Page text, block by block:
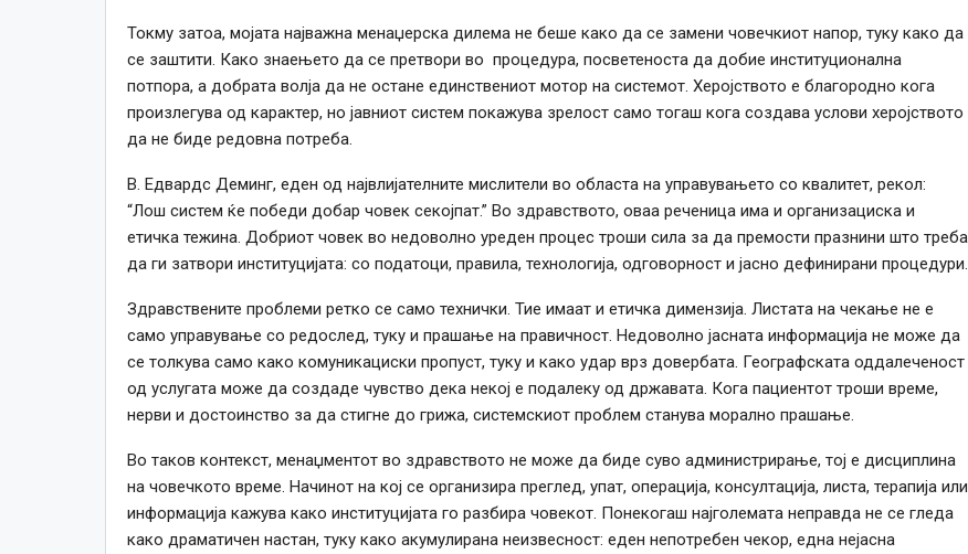
Токму затоа, мојата најважна менаџерска дилема не беше како да се замени човечкиот напор, туку како да
се заштити. Како знаењето да се претвори во процедура, посветеноста да добие институционална
потпора, а добрата волја да не остане единствениот мотор на системот. Херојството е благородно кога
произлегува од карактер, но јавниот систем покажува зрелост само тогаш кога создава услови херојството
да не биде редовна потреба.
В. Едвардс Деминг, еден од највлијателните мислители во областа на управувањето со квалитет, рекол:
“Лош систем ќе победи добар човек секојпат.” Во здравството, оваа реченица има и организациска и
етичка тежина. Добриот човек во недоволно уреден процес троши сила за да премости празнини што треба
да ги затвори институцијата: со податоци, правила, технологија, одговорност и јасно дефинирани процедури.
Здравствените проблеми ретко се само технички. Тие имаат и етичка димензија. Листата на чекање не е
само управување со редослед, туку и прашање на правичност. Недоволно јасната информација не може да
се толкува само како комуникациски пропуст, туку и како удар врз довербата. Географската оддалеченост
од услугата може да создаде чувство дека некој е подалеку од државата. Кога пациентот троши време,
нерви и достоинство за да стигне до грижа, системскиот проблем станува морално прашање.
Во таков контекст, менаџментот во здравството не може да биде суво администрирање, тој е дисциплина
на човечкото време. Начинот на кој се организира преглед, упат, операција, консултација, листа, терапија или
информација кажува како институцијата го разбира човекот. Понекогаш најголемата неправда не се гледа
како драматичен настан, туку како акумулирана неизвесност: еден непотребен чекор, една нејасна